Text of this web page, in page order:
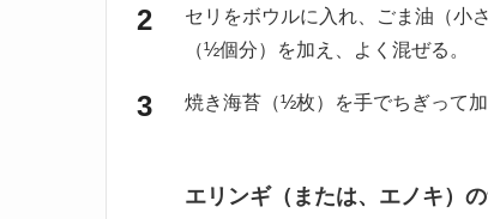
セリをボウルに入れ、ごま油（小
（½個分）を加え、よく混ぜる。
焼き海苔（½枚）を手でちぎって
エリンギ（または、エノキ）